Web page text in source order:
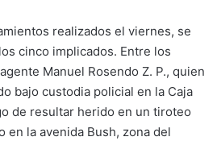
realizados el viernes, se
cinco implicados. Entre los
Manuel Rosendo Z. P., quien
bajo custodia policial en la Caja
de resultar herido en un tiroteo
en la avenida Bush, zona del